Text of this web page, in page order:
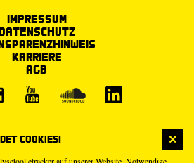
Cookies!
Impressum
Karriere
AGB